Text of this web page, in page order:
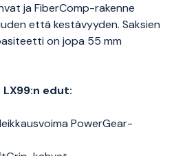
ja FiberComp-rakenne
että kestävyyden. Saksien
on jopa 55 mm
LX99:n edut:
PowerGear-